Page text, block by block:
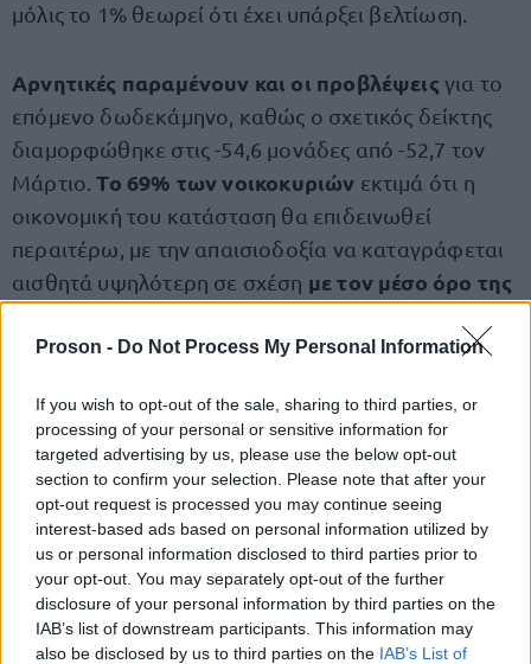
Proson - Do Not Process My Personal Information
If you wish to opt-out of the sale, sharing to third parties, or
processing of your personal or sensitive information for
targeted advertising by us, please use the below opt-out
section to confirm your selection. Please note that after your
opt-out request is processed you may continue seeing
interest-based ads based on personal information utilized by
us or personal information disclosed to third parties prior to
your opt-out. You may separately opt-out of the further
disclosure of your personal information by third parties on the
IAB’s list of downstream participants. This information may
also be disclosed by us to third parties on the IAB’s List of
μόλις το 1% θεωρεί ότι έχει υπάρξει βελτίωση.
Αρνητικές παραμένουν και οι προβλέψεις για το
επόμενο δωδεκάμηνο, καθώς ο σχετικός δείκτης
διαμορφώθηκε στις -54,6 μονάδες από -52,7 τον
Μάρτιο.Το 69% των νοικοκυριών εκτιμά ότι η
οικονομική του κατάσταση θα επιδεινωθεί
περαιτέρω, με την απαισιοδοξία να καταγράφεται
αισθητά υψηλότερη σε σχέση με τον μέσο όρο της
για τη συνολική πορεία της ελληνικής οικονομίας. Ο
δείκτης προβλέψεων για την οικονομική
κατάσταση της χώρας διαμορφώθηκε στις -59,2
μονάδες, ενώ το 75% των καταναλωτών προβλέπει
επιδείνωση μέσα στους επόμενους 12 μήνες.
Παράλληλα, αυξάνεται και η αβεβαιότητα για το
μέλλον, καθώς το 65,6% των νοικοκυριών δηλώνει
ότι δυσκολεύεται να προβλέψει την οικονομική του